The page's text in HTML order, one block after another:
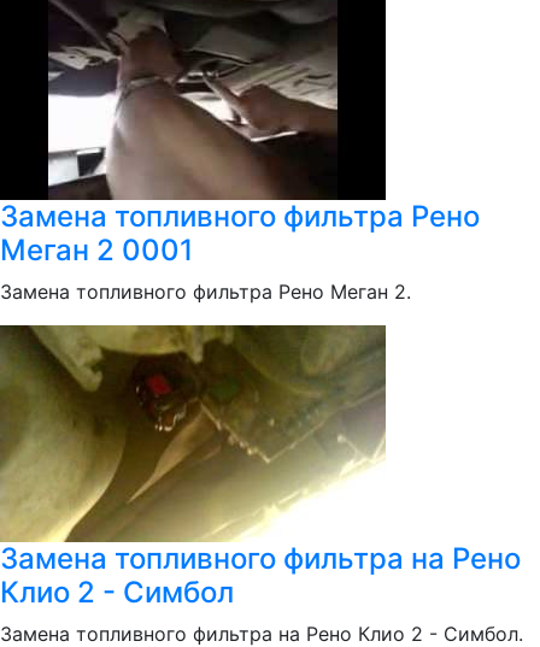
Замена топливного фильтра Рено
Меган 2 0001
Замена топливного фильтра Рено Меган 2.
Замена топливного фильтра на Рено
Клио 2 - Симбол
Замена топливного фильтра на Рено Клио 2 - Симбол.